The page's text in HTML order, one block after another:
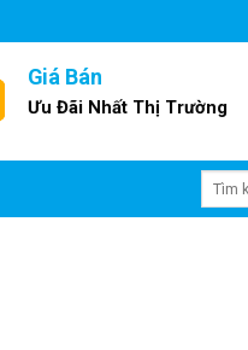
Giá Bán
Ưu Đãi Nhất Thị Trường
Tìm